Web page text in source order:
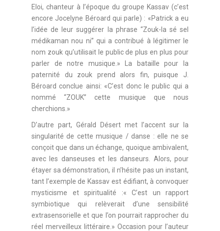
Eloi, chanteur à l’époque du groupe Kassav (c’est
encore Jocelyne Béroard qui parle) : «Patrick a eu
l’idée de leur suggérer la phrase “Zouk-la sé sel
médikaman nou ni” qui a contribué à légitimer le
nom zouk qu’utilisait le public de plus en plus pour
parler de notre musique.» La bataille pour la
paternité du zouk prend alors fin, puisque J.
Béroard conclue ainsi: «C’est donc le public qui a
nommé “ZOUK” cette musique que nous
cherchions.»
D’autre part, Gérald Désert met l’accent sur la
singularité de cette musique / danse : elle ne se
conçoit que dans un échange, quoique ambivalent,
avec les danseuses et les danseurs. Alors, pour
étayer sa démonstration, il n’hésite pas un instant,
tant l’exemple de Kassav est édifiant, à convoquer
mysticisme et spiritualité :« C’est un rapport
symbiotique qui relèverait d’une sensibilité
extrasensorielle et que l’on pourrait rapprocher du
réel merveilleux littéraire.» Occasion pour l’auteur